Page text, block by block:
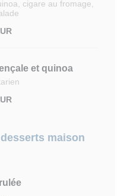
cigare au fromage,
et quinoa
maison